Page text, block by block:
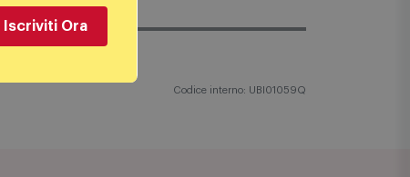
Iscriviti Ora